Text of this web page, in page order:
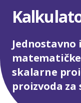
skalarne
proizvoda za